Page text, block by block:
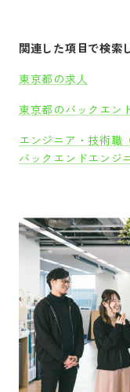
関連した項目で検索
東京都の求人
東京都のバックエン
エンジニア・技術職
バックエンドエンジ